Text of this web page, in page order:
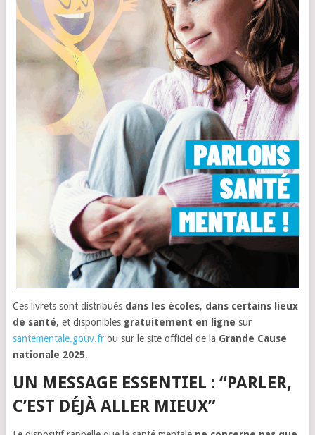
Ces livrets sont distribués dans les écoles, dans certains lieux
de santé, et disponibles gratuitement en ligne sur
santementale.gouv.frou sur le site officiel de la Grande Cause
nationale 2025.
UN MESSAGE ESSENTIEL : “PARLER,
C’EST DÉJÀ ALLER MIEUX”